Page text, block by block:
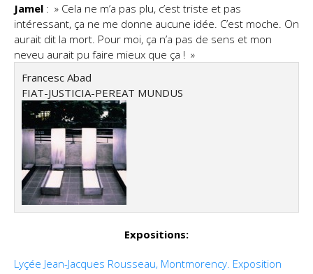
Jamel : » Cela ne m’a pas plu, c’est triste et pas
intéressant, ça ne me donne aucune idée. C’est moche. On
aurait dit la mort. Pour moi, ça n’a pas de sens et mon
neveu aurait pu faire mieux que ça ! »
Francesc Abad
FIAT-JUSTICIA-PEREAT MUNDUS
Expositions:
Lyçée Jean-Jacques Rousseau, Montmorency. Exposition